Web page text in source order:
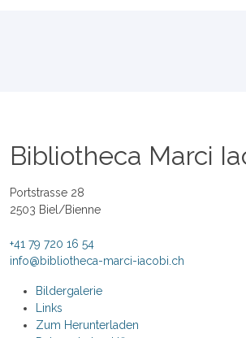
Bibliotheca Marci
Portstrasse 28
2503 Biel/Bienne
+41 79 720 16 54
info@bibliotheca-marci-iacobi.ch
Bildergalerie
Links
Zum Herunterladen